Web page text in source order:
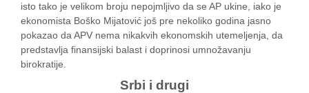
isto tako je velikom broju nepojmljivo da se AP ukine, iako je
ekonomista Boško Mijatović još pre nekoliko godina jasno
pokazao da APV nema nikakvih ekonomskih utemeljenja, da
predstavlja finansijski balast i doprinosi umnožavanju
birokratije.
Srbi i drugi